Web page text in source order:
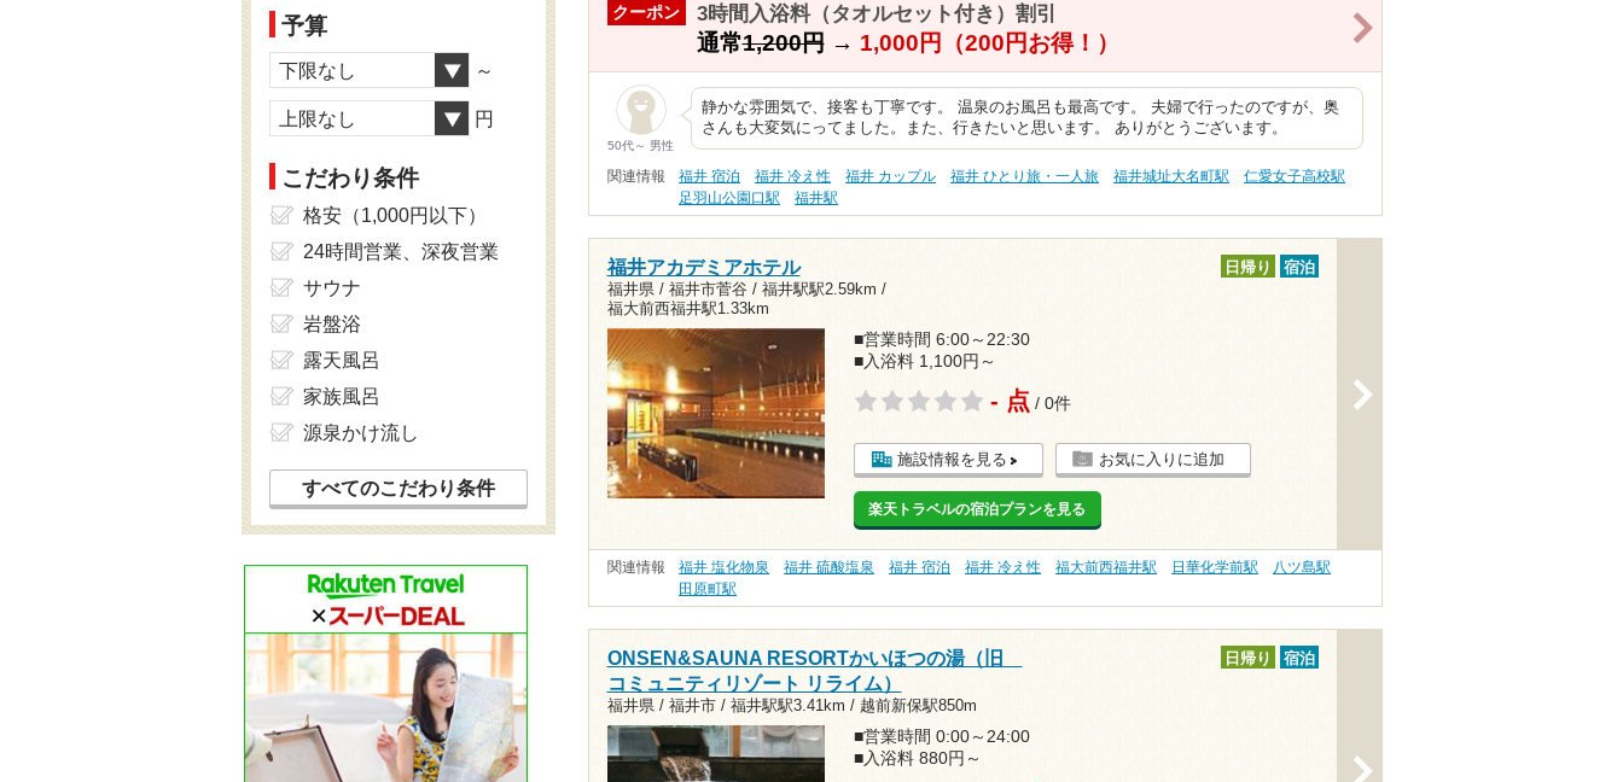
クーポン 3時間入浴料（タオルセット付き）割引
通常1,200円→ 1,000円（200円お得！）
50代～ 男性
静かな雰囲気で、接客も丁寧です。 温泉のお風呂も最高です。 夫婦で行ったのですが、奥
さんも大変気にってました。また、行きたいと思います。 ありがとうございます。
関連情報 福井 宿泊 福井 冷え性 福井 カップル 福井 ひとり旅・一人旅 福井城址大名町駅
仁愛女子高校駅
足羽山公園口駅
福井駅
福井アカデミアホテル
福井県 / 福井市菅谷 / 福井駅駅2.59km /
福大前西福井駅1.33km
日帰り 宿泊
■営業時間 6:00～22:30
■入浴料 1,100円～
- 点 / 0件
施設情報を見る お気に入りに追加
楽天トラベルの宿泊プランを見る
関連情報 福井 塩化物泉 福井 硫酸塩泉 福井 宿泊 福井 冷え性 福大前西福井駅 日華化学前駅
八ツ島駅
田原町駅
ONSEN&SAUNA RESORTかいほつの湯（旧
コミュニティリゾート リライム）
福井県 / 福井市 / 福井駅駅3.41km / 越前新保駅850m
日帰り 宿泊
■営業時間 0:00～24:00
■入浴料 880円～
予算
下限なし ～
上限なし 円
こだわり条件
格安（1,000円以下）
24時間営業、深夜営業
サウナ
岩盤浴
露天風呂
家族風呂
源泉かけ流し
すべてのこだわり条件